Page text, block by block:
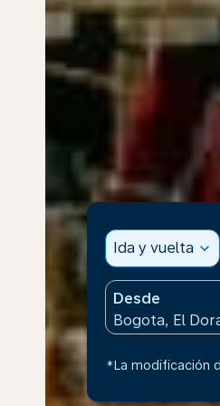
Ida y vuelta expand_more
Desde
*La modificación